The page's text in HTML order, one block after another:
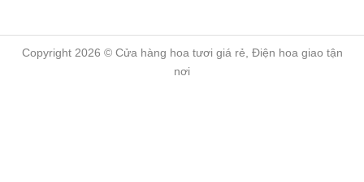
Copyright 2026 © Cửa hàng hoa tươi giá rẻ, Điện hoa giao tận
nơi